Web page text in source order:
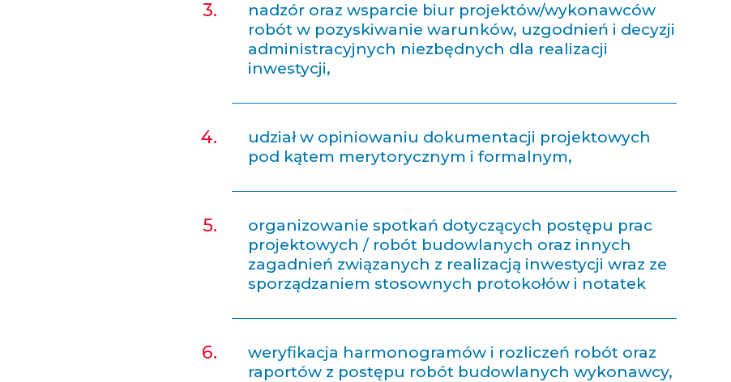
nadzór oraz wsparcie biur projektów/wykonawców
robót w pozyskiwanie warunków, uzgodnień i decyzji
administracyjnych niezbędnych dla realizacji
inwestycji,
udział w opiniowaniu dokumentacji projektowych
pod kątem merytorycznym i formalnym,
organizowanie spotkań dotyczących postępu prac
projektowych / robót budowlanych oraz innych
zagadnień związanych z realizacją inwestycji wraz ze
sporządzaniem stosownych protokołów i notatek
weryfikacja harmonogramów i rozliczeń robót oraz
raportów z postępu robót budowlanych wykonawcy,